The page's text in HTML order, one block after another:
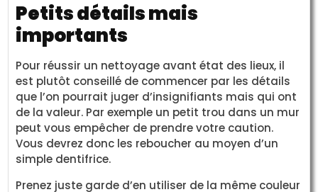
Petits détails mais
importants
Pour réussir un nettoyage avant état des lieux, il
est plutôt conseillé de commencer par les détails
que l’on pourrait juger d’insignifiants mais qui ont
de la valeur. Par exemple un petit trou dans un mur
peut vous empêcher de prendre votre caution.
Vous devrez donc les reboucher au moyen d’un
simple dentifrice.
Prenez juste garde d’en utiliser de la même couleur